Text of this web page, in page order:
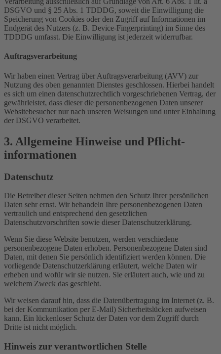
DSGVO und § 25 Abs. 1 TDDDG, soweit die Einwilligung die
Speicherung von Cookies oder den Zugriff auf Informationen im
Endgerät des Nutzers (z. B. Device-Fingerprinting) im Sinne des
TDDDG umfasst. Die Einwilligung ist jederzeit widerrufbar.
Auftragsverarbeitung
Wir haben einen Vertrag über Auftragsverarbeitung (AVV) zur
Nutzung des oben genannten Dienstes geschlossen. Hierbei handelt
es sich um einen datenschutzrechtlich vorgeschriebenen Vertrag, der
gewährleistet, dass dieser die personenbezogenen Daten unserer
Websitebesucher nur nach unseren Weisungen und unter Einhaltung
der DSGVO verarbeitet.
3. Allgemeine Hinweise und Pflicht­
informationen
Datenschutz
Die Betreiber dieser Seiten nehmen den Schutz Ihrer persönlichen
Daten sehr ernst. Wir behandeln Ihre personenbezogenen Daten
vertraulich und entsprechend den gesetzlichen
Datenschutzvorschriften sowie dieser Datenschutzerklärung.
Wenn Sie diese Website benutzen, werden verschiedene
personenbezogene Daten erhoben. Personenbezogene Daten sind
Daten, mit denen Sie persönlich identifiziert werden können. Die
vorliegende Datenschutzerklärung erläutert, welche Daten wir
erheben und wofür wir sie nutzen. Sie erläutert auch, wie und zu
welchem Zweck das geschieht.
Wir weisen darauf hin, dass die Datenübertragung im Internet (z. B.
bei der Kommunikation per E-Mail) Sicherheitslücken aufweisen
kann. Ein lückenloser Schutz der Daten vor dem Zugriff durch
Dritte ist nicht möglich.
Hinweis zur verantwortlichen Stelle